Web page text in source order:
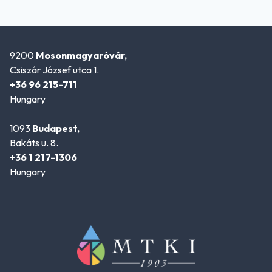
9200 Mosonmagyaróvár,
Csiszár József utca 1.
+36 96 215-711
Hungary
1093 Budapest,
Bakáts u. 8.
+36 1 217-1306
Hungary